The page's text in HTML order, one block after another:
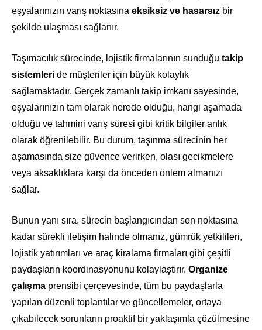
eşyalarınızın varış noktasına eksiksiz ve hasarsız bir
şekilde ulaşması sağlanır.
Taşımacılık sürecinde, lojistik firmalarının sunduğu takip
sistemleri de müşteriler için büyük kolaylık
sağlamaktadır. Gerçek zamanlı takip imkanı sayesinde,
eşyalarınızın tam olarak nerede olduğu, hangi aşamada
olduğu ve tahmini varış süresi gibi kritik bilgiler anlık
olarak öğrenilebilir. Bu durum, taşınma sürecinin her
aşamasında size güvence verirken, olası gecikmelere
veya aksaklıklara karşı da önceden önlem almanızı
sağlar.
Bunun yanı sıra, sürecin başlangıcından son noktasına
kadar sürekli iletişim halinde olmanız, gümrük yetkilileri,
lojistik yatırımları ve araç kiralama firmaları gibi çeşitli
paydaşların koordinasyonunu kolaylaştırır. Organize
çalışma prensibi çerçevesinde, tüm bu paydaşlarla
yapılan düzenli toplantılar ve güncellemeler, ortaya
çıkabilecek sorunların proaktif bir yaklaşımla çözülmesine